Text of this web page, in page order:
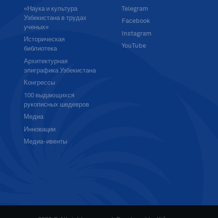
«Наука и культура
Узбекистана в трудах
ученых»
Историческая
библиотека
Архитектурная
эпиграфика Узбекистана
Конгрессы
100 выдающихся
рукописных шедевров
Медиа
Инновации
Медиа-ивенты
Telegram
Facebook
Instagram
YouTube